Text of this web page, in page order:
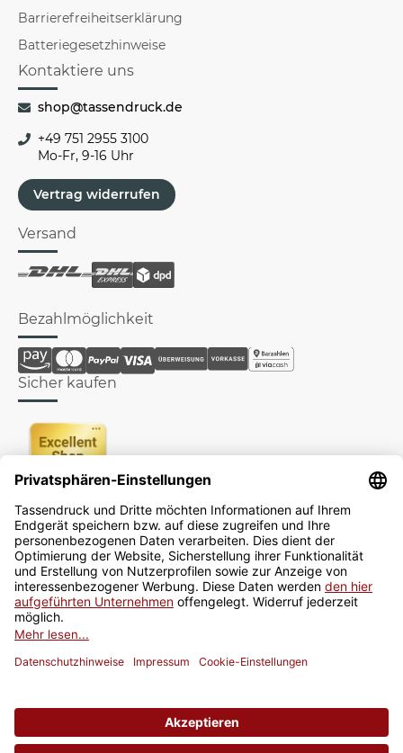
Barrierefreiheitserklärung
Batteriegesetzhinweise
Kontaktiere uns
shop@tassendruck.de
+49 751 2955 3100
Mo-Fr, 9-16 Uhr
Vertrag widerrufen
Versand
Bezahlmöglichkeit
Sicher kaufen
Newsletter